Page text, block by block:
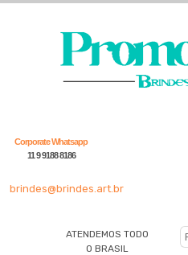
Corporate Whatsapp
11 9 9188 8186
brindes@brindes.art.br
ATENDEMOS TODO
O BRASIL